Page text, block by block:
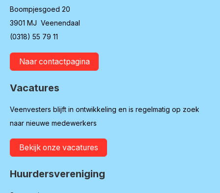
Boompjesgoed 20
3901 MJ Veenendaal
(0318) 55 79 11
Naar contactpagina
Vacatures
Veenvesters blijft in ontwikkeling en is regelmatig op zoek
naar nieuwe medewerkers
Bekijk onze vacatures
Huurdersvereniging